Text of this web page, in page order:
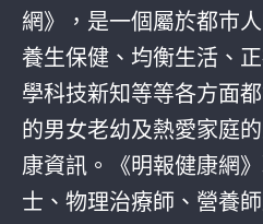
網》，是一個屬於都巿
養生保健、均衡生活、
學科技新知等等各方面
的男女老幼及熱愛家庭
康資訊。《明報健康網
士、物理治療師、營養